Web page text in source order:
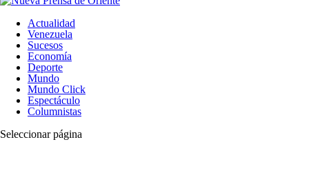
Actualidad
Venezuela
Sucesos
Economía
Deporte
Mundo
Mundo Click
Espectáculo
Columnistas
Seleccionar página